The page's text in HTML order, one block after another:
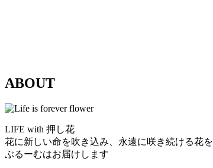
ABOUT
LIFE with 押し花
花に新しい命を吹き込み、 永遠に咲き続ける花を
ぶるーむはお届けします